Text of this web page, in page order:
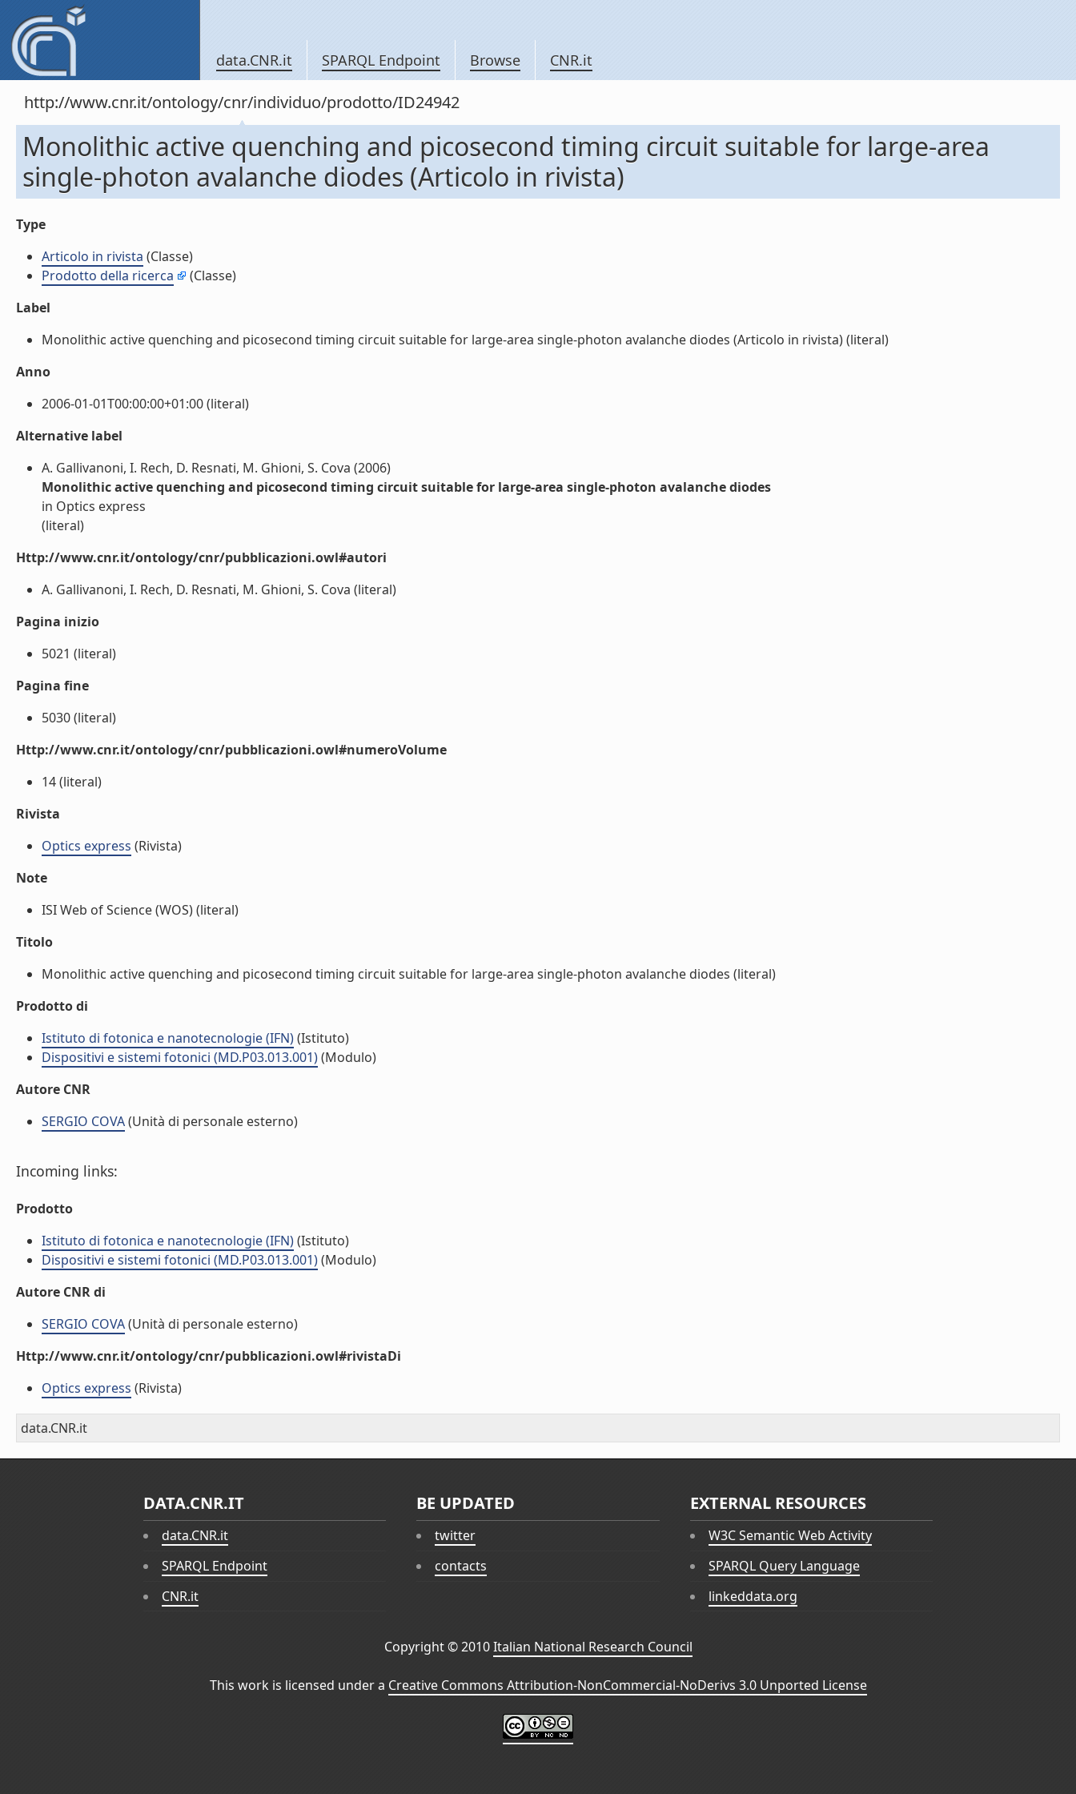
data.CNR.it SPARQL Endpoint Browse CNR.it
http://www.cnr.it/ontology/cnr/individuo/prodotto/ID24942
Monolithic active quenching and picosecond timing circuit suitable for large-area
single-photon avalanche diodes (Articolo in rivista)
Type
Articolo in rivista (Classe)
Prodotto della ricerca
(Classe)
Label
Monolithic active quenching and picosecond timing circuit suitable for large-area single-photon avalanche diodes (Articolo in rivista) (literal)
Anno
2006-01-01T00:00:00+01:00 (literal)
Alternative label
A. Gallivanoni, I. Rech, D. Resnati, M. Ghioni, S. Cova (2006)
Monolithic active quenching and picosecond timing circuit suitable for large-area single-photon avalanche diodes
in Optics express
(literal)
Http://www.cnr.it/ontology/cnr/pubblicazioni.owl#autori
A. Gallivanoni, I. Rech, D. Resnati, M. Ghioni, S. Cova (literal)
Pagina inizio
5021 (literal)
Pagina fine
5030 (literal)
Http://www.cnr.it/ontology/cnr/pubblicazioni.owl#numeroVolume
14 (literal)
Rivista
Optics express (Rivista)
Note
ISI Web of Science (WOS) (literal)
Titolo
Monolithic active quenching and picosecond timing circuit suitable for large-area single-photon avalanche diodes (literal)
Prodotto di
Istituto di fotonica e nanotecnologie (IFN)(Istituto)
Dispositivi e sistemi fotonici (MD.P03.013.001)(Modulo)
Autore CNR
SERGIO COVA(Unità di personale esterno)
Incoming links:
Prodotto
Istituto di fotonica e nanotecnologie (IFN)(Istituto)
Dispositivi e sistemi fotonici (MD.P03.013.001)(Modulo)
Autore CNR di
SERGIO COVA(Unità di personale esterno)
Http://www.cnr.it/ontology/cnr/pubblicazioni.owl#rivistaDi
Optics express (Rivista)
data.CNR.it
DATA.CNR.IT
data.CNR.it
SPARQL Endpoint
CNR.it
BE UPDATED
twitter
contacts
EXTERNAL RESOURCES
W3C Semantic Web Activity
SPARQL Query Language
linkeddata.org
Copyright © 2010Italian National Research Council
This work is licensed under a Creative Commons Attribution-NonCommercial-NoDerivs 3.0 Unported License